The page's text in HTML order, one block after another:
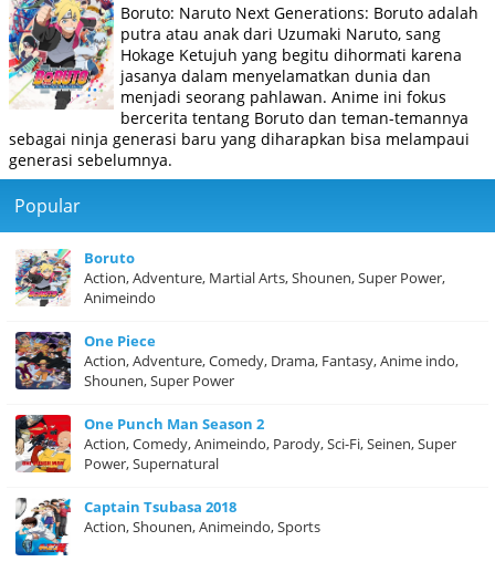
Boruto: Naruto Next Generations: Boruto adalah
putra atau anak dari Uzumaki Naruto, sang
Hokage Ketujuh yang begitu dihormati karena
jasanya dalam menyelamatkan dunia dan
menjadi seorang pahlawan. Anime ini fokus
bercerita tentang Boruto dan teman-temannya
sebagai ninja generasi baru yang diharapkan bisa melampaui
generasi sebelumnya.
Popular
Boruto
Action, Adventure, Martial Arts, Shounen, Super Power,
Animeindo
One Piece
Action, Adventure, Comedy, Drama, Fantasy, Anime indo,
Shounen, Super Power
One Punch Man Season 2
Action, Comedy, Animeindo, Parody, Sci-Fi, Seinen, Super
Power, Supernatural
Captain Tsubasa 2018
Action, Shounen, Animeindo, Sports